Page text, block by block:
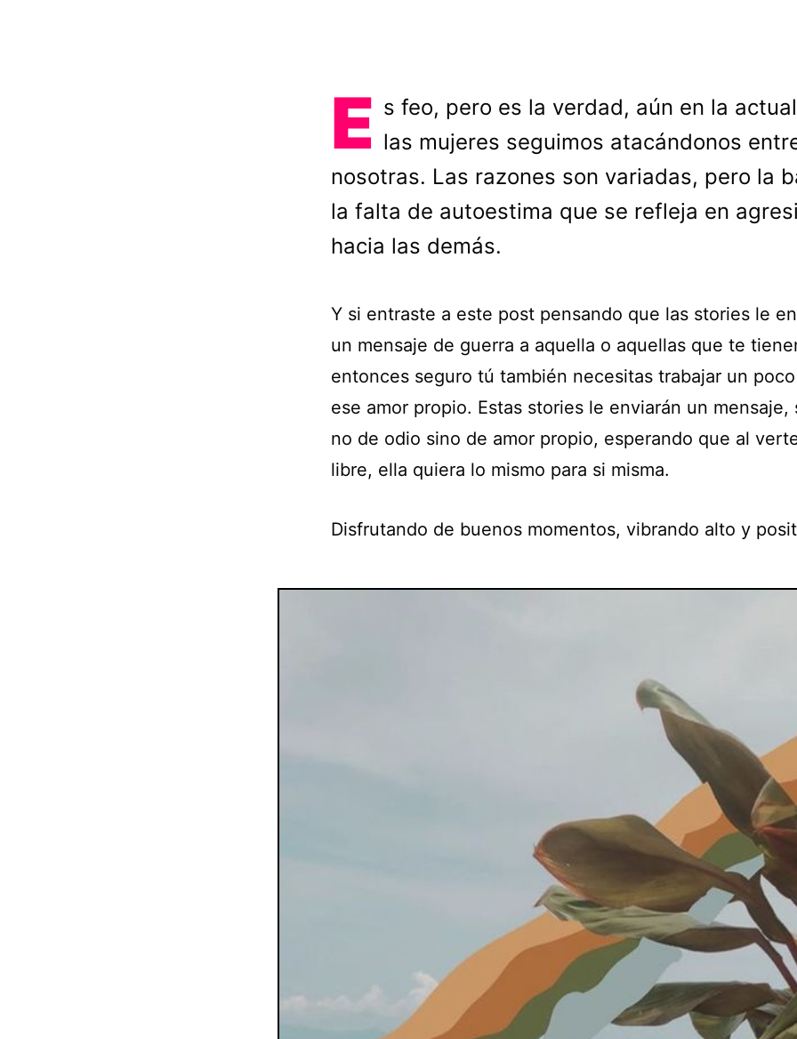
E s feo, pero es la verdad, aún en la
las mujeres seguimos atacándonos
nosotras. Las razones son variadas, pero la
la falta de autoestima que se refleja en
hacia las demás.
Y si entraste a este post pensando que las stories le
un mensaje de guerra a aquella o aquellas que te
entonces seguro tú también necesitas trabajar un
ese amor propio. Estas stories le enviarán un mensaje,
no de odio sino de amor propio, esperando que al
libre, ella quiera lo mismo para si misma.
Disfrutando de buenos momentos, vibrando alto y